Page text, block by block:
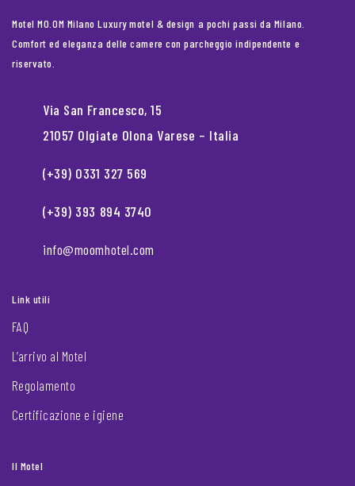
Motel MO.OM Milano Luxury motel & design a pochi passi da Milano.
Comfort ed eleganza delle camere con parcheggio indipendente e
riservato.
Via San Francesco, 15
21057 Olgiate Olona Varese – Italia
(+39) 0331 327 569
(+39) 393 894 3740
info@moomhotel.com
Link utili
FAQ
L’arrivo al Motel
Regolamento
Certificazione e igiene
Il Motel